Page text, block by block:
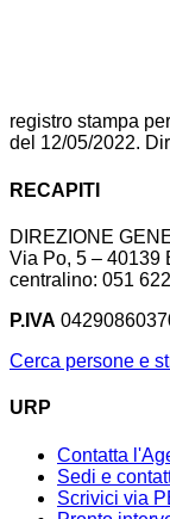
registro stampa
del 12/05/2022.
RECAPITI
DIREZIONE
Via Po, 5 – 40139
centralino: 051
P.IVA
Cerca persone e
URP
Contatta
Sedi e
Scrivici via